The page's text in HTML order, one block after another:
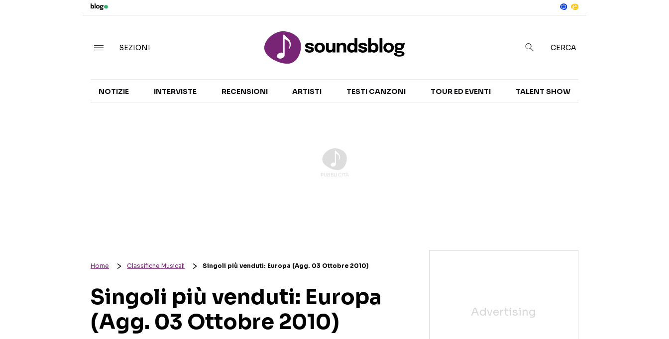
TALENT SHOW
SEZIONI CERCA
NOTIZIE INTERVISTE RECENSIONI ARTISTI TESTI CANZONI TOUR ED EVENTI TALENT SHOW
Home Classifiche Musicali Singoli più venduti: Europa (Agg. 03 Ottobre 2010)
Singoli più venduti: Europa
(Agg. 03 Ottobre 2010)